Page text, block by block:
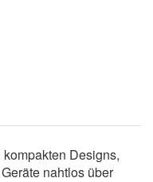
Designs,
nahtlos über